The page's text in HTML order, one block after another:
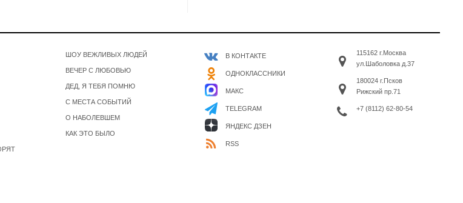
ШОУ ВЕЖЛИВЫХ ЛЮДЕЙ
ВЕЧЕР С ЛЮБОВЬЮ
ДЕД, Я ТЕБЯ ПОМНЮ
С МЕСТА СОБЫТИЙ
О НАБОЛЕВШЕМ
КАК ЭТО БЫЛО
В КОНТАКТЕ
ОДНОКЛАССНИКИ
МАКС
TELEGRAM
ЯНДЕКС ДЗЕН
RSS
115162 г.Москва
ул.Шаболовка д.37
180024 г.Псков
Рижский пр.71
+7 (8112) 62-80-54